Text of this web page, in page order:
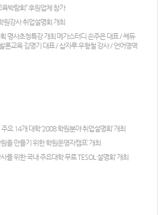
박람회” 후원업체 참가
원강사 취업설명회 개최
명사초청특강 개최 메가스터디 손주은 대표 / 쎄듀
론교육 김명기 대표 / 삽자루 우형철 강사 / 언어영역
요 14개 대학 ‘2008 학원분야 취업설명회’ 개최
을 만들기 위한 학원운영자캠프’ 개최
를 위한 국내 주요대학 무료 TESOL 설명회’ 개최